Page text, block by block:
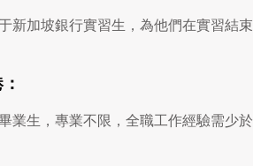
新加坡銀行實習生，為他們在實習結
業生，專業不限，全職工作經驗需少